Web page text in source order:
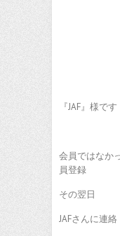
『JAF』様です
会員ではなか
員登録
その翌日
JAFさんに連絡